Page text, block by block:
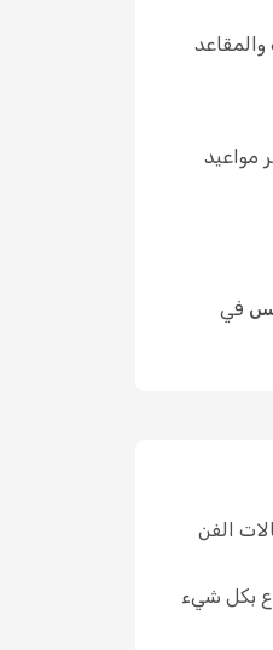
مواعيد
في
الفن
بكل شيء